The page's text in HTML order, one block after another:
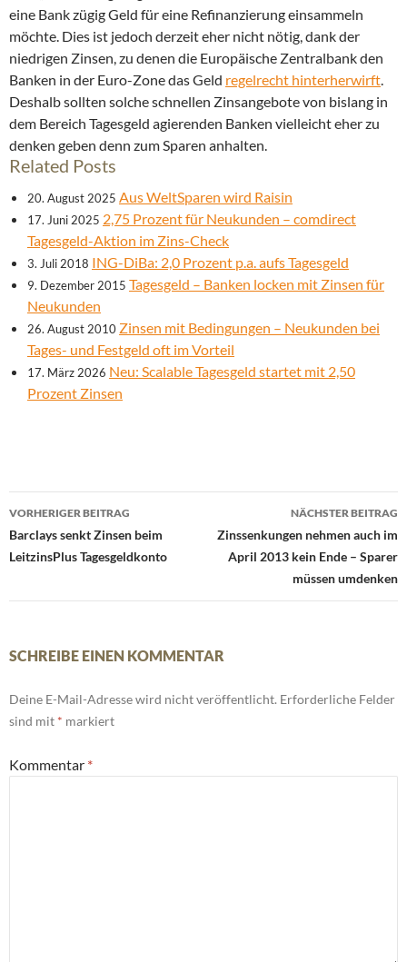
eine Bank zügig Geld für eine Refinanzierung einsammeln
möchte. Dies ist jedoch derzeit eher nicht nötig, dank der
niedrigen Zinsen, zu denen die Europäische Zentralbank den
Banken in der Euro-Zone das Geld regelrecht hinterherwirft.
Deshalb sollten solche schnellen Zinsangebote von bislang in
dem Bereich Tagesgeld agierenden Banken vielleicht eher zu
denken geben denn zum Sparen anhalten.
Related Posts
20. August 2025 Aus WeltSparen wird Raisin
17. Juni 2025 2,75 Prozent für Neukunden – comdirect
Tagesgeld-Aktion im Zins-Check
3. Juli 2018 ING-DiBa: 2,0 Prozent p.a. aufs Tagesgeld
9. Dezember 2015 Tagesgeld – Banken locken mit Zinsen für
Neukunden
26. August 2010 Zinsen mit Bedingungen – Neukunden bei
Tages- und Festgeld oft im Vorteil
17. März 2026 Neu: Scalable Tagesgeld startet mit 2,50
Prozent Zinsen
Beitrags-
Navigation
VORHERIGER BEITRAG
Barclays senkt Zinsen beim
LeitzinsPlus Tagesgeldkonto
NÄCHSTER BEITRAG
Zinssenkungen nehmen auch im
April 2013 kein Ende – Sparer
müssen umdenken
SCHREIBE EINEN KOMMENTAR
Deine E-Mail-Adresse wird nicht veröffentlicht. Erforderliche Felder
sind mit * markiert
Kommentar *